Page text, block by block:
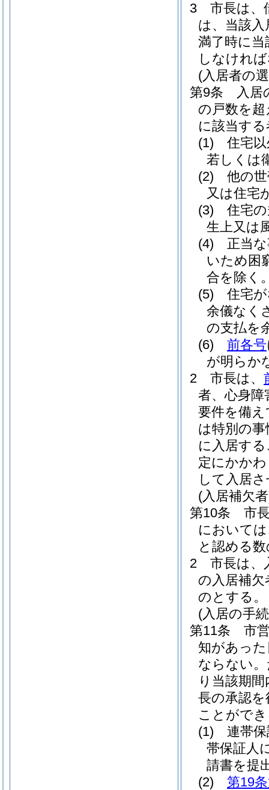
3
市長は、
は、当該
満了時に
しなけれ
(入居者の
第9条
入居
の戸数を
に該当す
(1)
住宅
若しくは
(2)
他の
又は住宅
(3)
住宅
生上又は
(4)
正当
いため困
合を除く
(5)
住宅
余儀なく
の支払を
(6)
前各号
が明らか
2
市長は、
者、心身
要件を備
は特別の
に入居す
定にかか
して入居
(入居補欠
第10条
市
において
と認める
2
市長は、
の入居補
のとする。
(入居の手
第11条
市
知があっ
ならない。
り当該期
長の承認
ことがで
(1)
連帯
帯保証人
請書を提
(2)
第19